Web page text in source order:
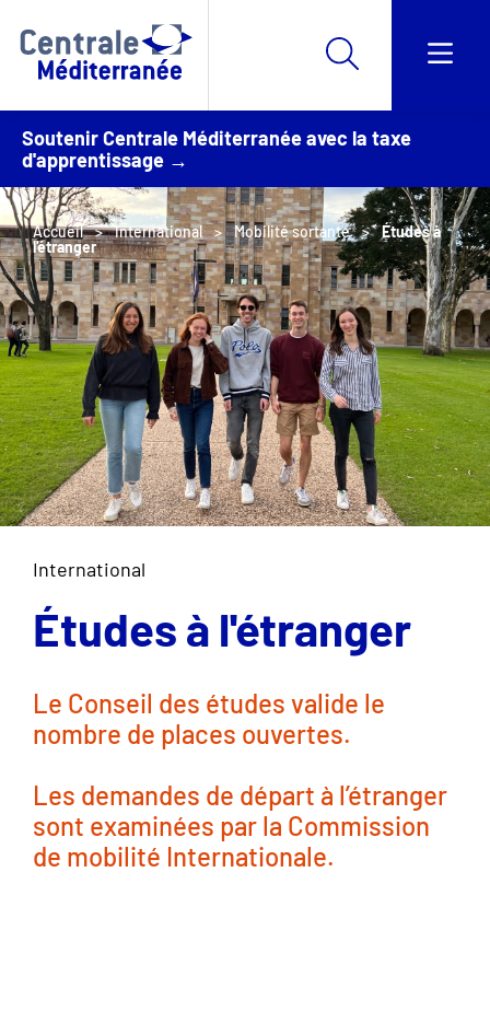
Soutenir Centrale Méditerranée avec la taxe
d'apprentissage →
Accueil International Mobilité sortante
Études à
l'étranger
International
Études à l'étranger
Le Conseil des études valide le
nombre de places ouvertes.
Les demandes de départ à l’étranger
sont examinées par la Commission
de mobilité Internationale.